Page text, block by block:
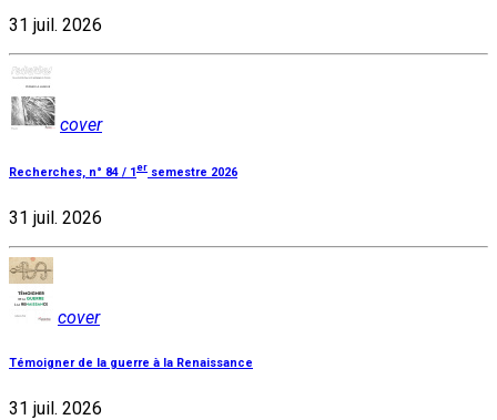
31 juil. 2026
cover
Recherches, n° 84 / 1 er semestre 2026
31 juil. 2026
cover
Témoigner de la guerre à la Renaissance
31 juil. 2026